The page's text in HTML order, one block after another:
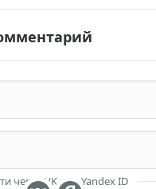
через VK или Yandex ID